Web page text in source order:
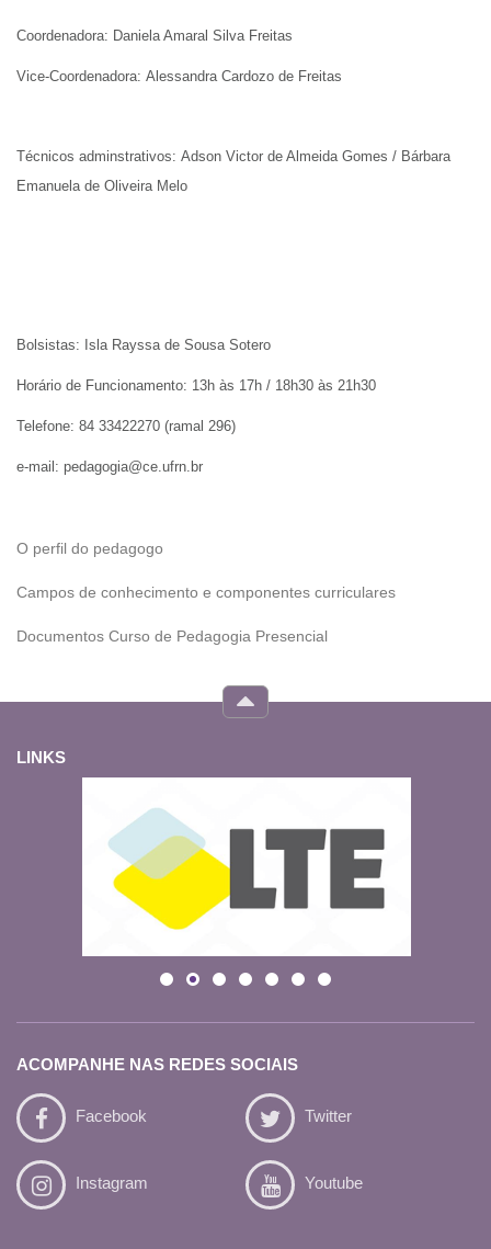
Coordenadora: Daniela Amaral Silva Freitas
Vice-Coordenadora: Alessandra Cardozo de Freitas
Técnicos adminstrativos: Adson Victor de Almeida Gomes / Bárbara
Emanuela de Oliveira Melo
Bolsistas: Isla Rayssa de Sousa Sotero
Horário de Funcionamento: 13h às 17h / 18h30 às 21h30
Telefone: 84 33422270 (ramal 296)
e-mail: pedagogia@ce.ufrn.br
O perfil do pedagogo
Campos de conhecimento e componentes curriculares
Documentos Curso de Pedagogia Presencial
LINKS
ACOMPANHE NAS REDES SOCIAIS
Facebook Twitter
Instagram Youtube